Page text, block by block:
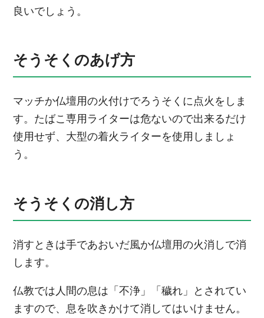
良いでしょう。
そうそくのあげ方
マッチか仏壇用の火付けでろうそくに点火をしま
す。たばこ専用ライターは危ないので出来るだけ
使用せず、大型の着火ライターを使用しましょ
う。
そうそくの消し方
消すときは手であおいだ風か仏壇用の火消しで消
します。
仏教では人間の息は「不浄」「穢れ」とされてい
ますので、息を吹きかけて消してはいけません。